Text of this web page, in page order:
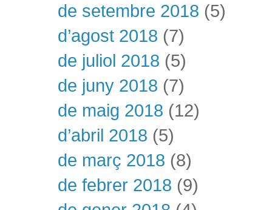
de setembre 2018 (5)
d’agost 2018 (7)
de juliol 2018 (5)
de juny 2018 (7)
de maig 2018 (12)
d’abril 2018 (5)
de març 2018 (8)
de febrer 2018 (9)